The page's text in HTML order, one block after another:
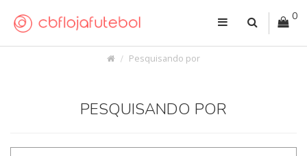
0
Pesquisando por
PESQUISANDO POR